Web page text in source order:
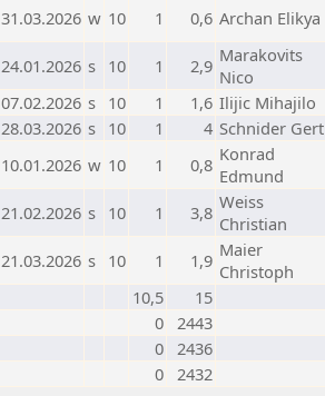
31.03.2026 w 10 1 0,6 Archan Elikya
24.01.2026 s 10 1 2,9 Marakovits
Nico
07.02.2026 s 10 1 1,6 Ilijic Mihajilo
28.03.2026 s 10 1 4 Schnider Gert
10.01.2026 w 10 1 0,8 Konrad
Edmund
21.02.2026 s 10 1 3,8 Weiss
Christian
21.03.2026 s 10 1 1,9 Maier
Christoph
10,5
15
0 2443
0 2436
0 2432